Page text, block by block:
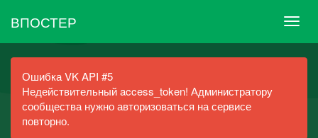
ВПОСТЕР
Ошибка VK API #5
Недействительный access_token! Администратору
сообщества нужно авторизоваться на сервисе
повторно.